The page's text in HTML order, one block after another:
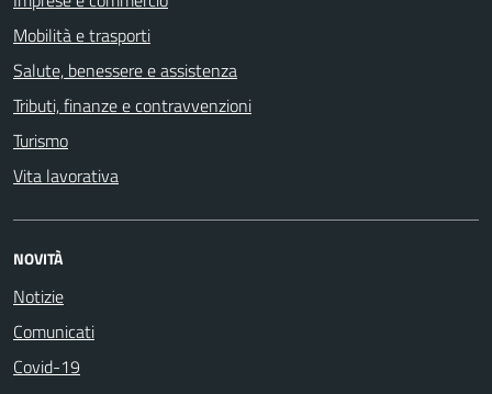
Mobilità e trasporti
Salute, benessere e assistenza
Tributi, finanze e contravvenzioni
Turismo
Vita lavorativa
NOVITÀ
Notizie
Comunicati
Covid-19